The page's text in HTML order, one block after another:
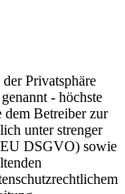
Privatsphäre
- höchste
dem Betreiber zur
unter strenger
DSGVO) sowie